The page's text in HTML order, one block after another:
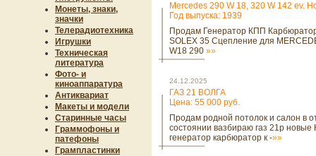
Монеты, знаки,
значки
Телерадиотехника
Игрушки
Техническая
литература
Фото- и
киноаппаратура
Антиквариат
Макеты и модели
Старинные часы
Граммофоны и
патефоны
Грампластинки
Mercedes 290 W 18, 320 W 142 ev.
Год выпуска: 1939
Продам Генератор КПП
SOLEX 35 Сцепление для
W18 290 »»
24.12.2025
ГАЗ 21 ВОЛГА
Цена: 55 000 руб.
Продам родной потолок и салон в
состоянии вазбираю газ 21р
генератор карбюратор к -»»